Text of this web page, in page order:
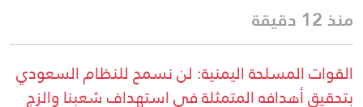
منذ 12 دقيقة
القوات المسلحة اليمنية: لن نسمح للنظام السعودي
بتحقيق أهدافه المتمثلة في استهداف شعبنا والزج